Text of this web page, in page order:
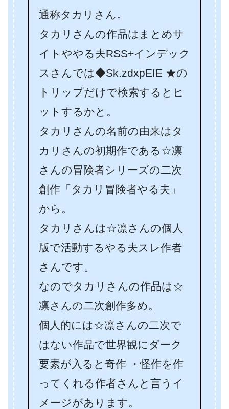
通称タカリさん。
タカリさんの作品はまとめサ
イトややる夫RSS+インデック
スさんでは◆Sk.zdxpEIE ★の
トリップだけで検索するとヒ
ットするかと。
タカリさんの名前の由来はタ
カリさんの初期作である☆凛
さんの冒険者シリーズの二次
創作「タカリ冒険者やる夫」
から。
タカリさんは☆凛さんの個人
版で活動するやる夫スレ作者
さんです。
なのでタカリさんの作品は☆
凛さんの二次創作多め。
個人的には☆凛さんの二次で
はない作品で世界観にダーク
要素が入ると奇作 ・怪作を作
ってくれる作者さんと言うイ
メージがあります。